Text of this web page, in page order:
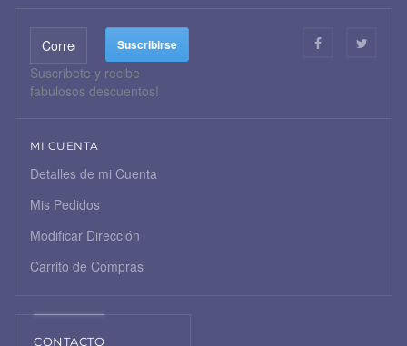
Suscribete y recibe
fabulosos descuentos!
MI CUENTA
Detalles de mi Cuenta
Mis Pedidos
Modificar Dirección
Carrito de Compras
CONTACTO